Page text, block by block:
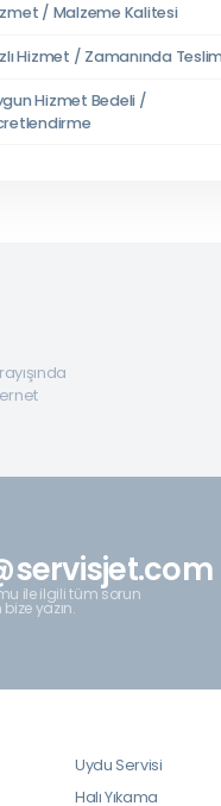
/ Malzeme Kalitesi
Hizmet / Zamanında Teslim
Hizmet Bedeli /
ile ilgili tüm sorun
yazın.
Uydu Servisi
Halı Yıkama